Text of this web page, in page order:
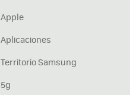
Apple
Aplicaciones
Territorio Samsung
5g